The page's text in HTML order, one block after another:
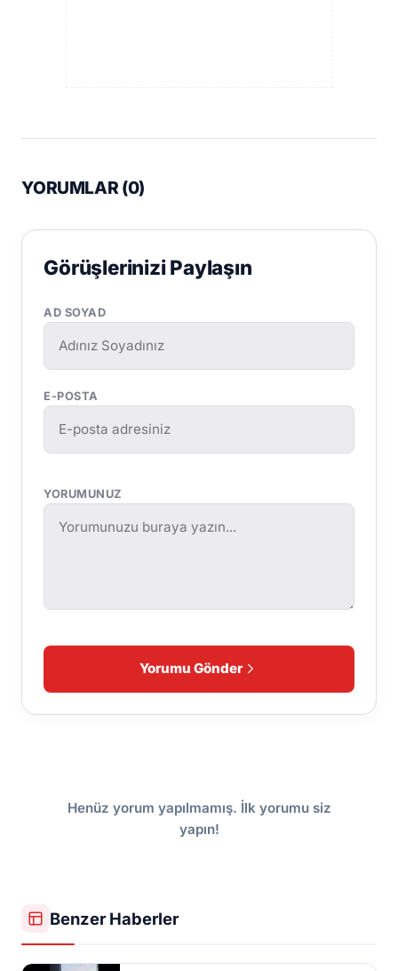
YORUMLAR (0)
Görüşlerinizi Paylaşın
AD SOYAD
E-POSTA
YORUMUNUZ
Yorumu Gönder
Henüz yorum yapılmamış. İlk yorumu siz
yapın!
Benzer Haberler